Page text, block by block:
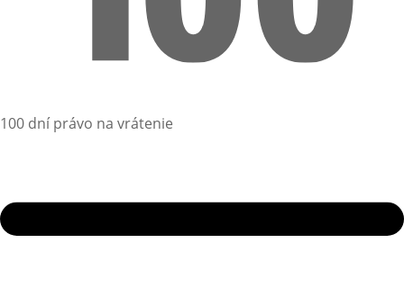
100 dní právo na vrátenie